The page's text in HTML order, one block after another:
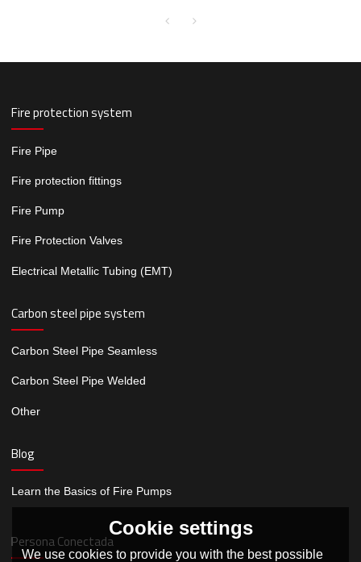
Fire protection system
Fire Pipe
Fire protection fittings
Fire Pump
Fire Protection Valves
Electrical Metallic Tubing (EMT)
Carbon steel pipe system
Carbon Steel Pipe Seamless
Carbon Steel Pipe Welded
Other
Blog
Learn the Basics of Fire Pumps
Persona Conectada
Cookie settings
We use cookies to provide you with the best possible